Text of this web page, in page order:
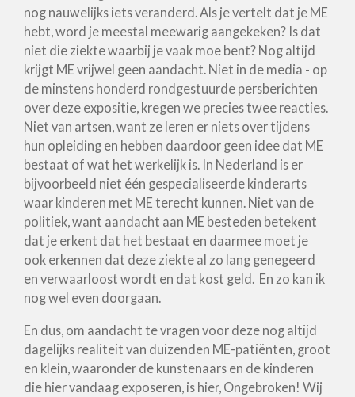
nog nauwelijks iets veranderd. Als je vertelt dat je ME
hebt, word je meestal meewarig aangekeken? Is dat
niet die ziekte waarbij je vaak moe bent? Nog altijd
krijgt ME vrijwel geen aandacht. Niet in de media - op
de minstens honderd rondgestuurde persberichten
over deze expositie, kregen we precies twee reacties.
Niet van artsen, want ze leren er niets over tijdens
hun opleiding en hebben daardoor geen idee dat ME
bestaat of wat het werkelijk is. In Nederland is er
bijvoorbeeld niet één gespecialiseerde kinderarts
waar kinderen met ME terecht kunnen. Niet van de
politiek, want aandacht aan ME besteden betekent
dat je erkent dat het bestaat en daarmee moet je
ook erkennen dat deze ziekte al zo lang genegeerd
en verwaarloost wordt en dat kost geld. En zo kan ik
nog wel even doorgaan.
En dus, om aandacht te vragen voor deze nog altijd
dagelijks realiteit van duizenden ME-patiënten, groot
en klein, waaronder de kunstenaars en de kinderen
die hier vandaag exposeren, is hier, Ongebroken! Wij